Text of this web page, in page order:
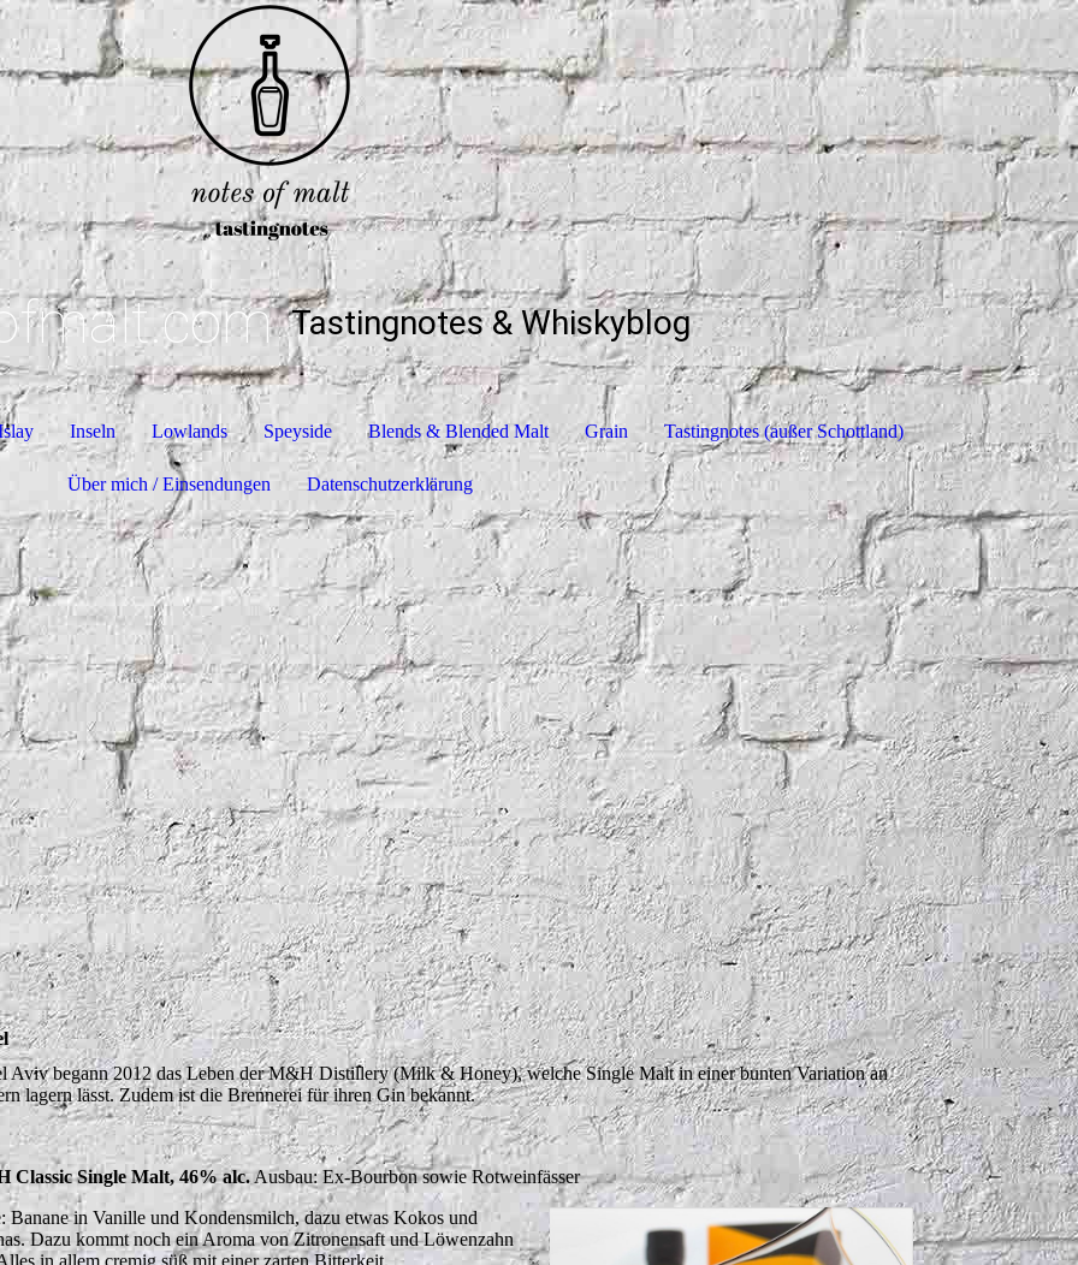
Tastingnotes & Whiskyblog
Inseln Lowlands Speyside Blends & Blended Malt Grain Tastingnotes (außer Schottland)
Über mich / Einsendungen Datenschutzerklärung
Aviv begann 2012 das Leben der M&H Distillery (Milk & Honey), welche Single Malt in einer bunten Variation an
lagern lässt. Zudem ist die Brennerei für ihren Gin bekannt.
Classic Single Malt, 46% alc.Ausbau: Ex-Bourbon sowie Rotweinfässer
Banane in Vanille und Kondensmilch, dazu etwas Kokos und
Dazu kommt noch ein Aroma von Zitronensaft und Löwenzahn